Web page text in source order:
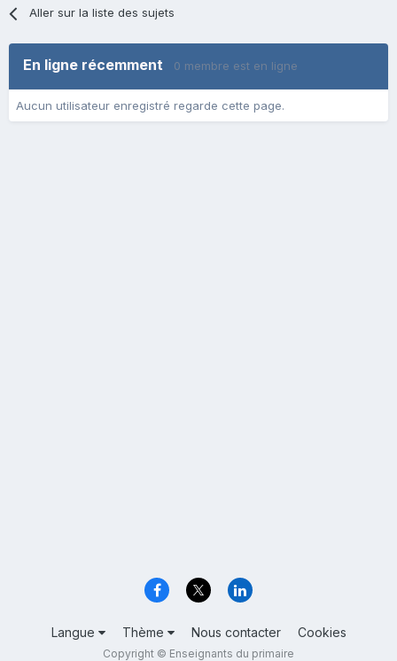
Aller sur la liste des sujets
En ligne récemment 0 membre est en ligne
Aucun utilisateur enregistré regarde cette page.
Langue Thème Nous contacter Cookies
Copyright © Enseignants du primaire